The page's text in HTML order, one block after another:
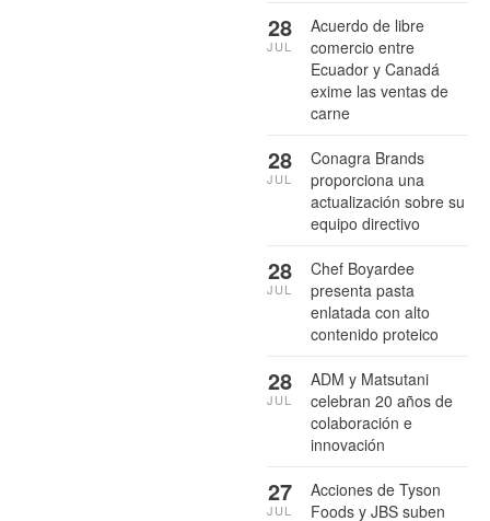
Acuerdo de libre
comercio entre
Ecuador y Canadá
exime las ventas de
carne
28
JUL
Conagra Brands
proporciona una
actualización sobre su
equipo directivo
28
JUL
Chef Boyardee
presenta pasta
enlatada con alto
contenido proteico
28
JUL
ADM y Matsutani
celebran 20 años de
colaboración e
innovación
28
JUL
Acciones de Tyson
Foods y JBS suben
27
JUL